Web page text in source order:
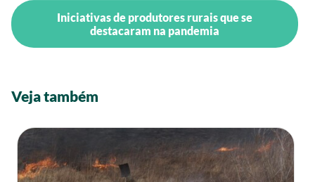
Iniciativas de produtores rurais que se
destacaram na pandemia
Veja também